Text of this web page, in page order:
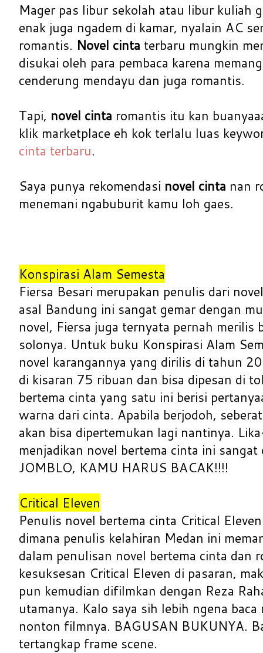
Mager pas libur sekolah atau libur kuliah
enak juga ngadem di kamar, nyalain AC
romantis. Novel cinta terbaru mungkin
disukai oleh para pembaca karena
cenderung mendayu dan juga romantis.
Tapi, novel cinta romantis itu kan
klik marketplace eh kok terlalu luas
cinta terbaru.
Saya punya rekomendasi novel cinta nan
menemani ngabuburit kamu loh gaes.
Konspirasi Alam Semesta
Fiersa Besari merupakan penulis dari
asal Bandung ini sangat gemar dengan
novel, Fiersa juga ternyata pernah merilis
solonya. Untuk buku Konspirasi Alam
novel karangannya yang dirilis di tahun
di kisaran 75 ribuan dan bisa dipesan di
bertema cinta yang satu ini berisi
warna dari cinta. Apabila berjodoh,
akan bisa dipertemukan lagi nantinya.
menjadikan novel bertema cinta ini
JOMBLO, KAMU HARUS BACAK!!!!
Critical Eleven
Penulis novel bertema cinta Critical
dimana penulis kelahiran Medan ini
dalam penulisan novel bertema cinta dan
kesuksesan Critical Eleven di pasaran,
pun kemudian difilmkan dengan Reza
utamanya. Kalo saya sih lebih ngena baca
nonton filmnya. BAGUSAN BUKUNYA.
tertangkap frame scene.